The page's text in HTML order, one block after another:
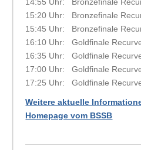
15:20 Uhr: Bronzefinale
15:45 Uhr: Bronzefinale
16:10 Uhr: Goldfinale
16:35 Uhr: Goldfinale
17:00 Uhr: Goldfinale
17:25 Uhr: Goldfinale
Weitere aktuelle
Homepage vom BSSB